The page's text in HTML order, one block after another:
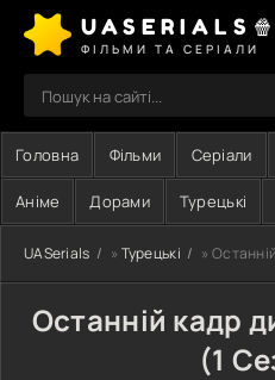
UASERIALS🍿
ФІЛЬМИ ТА СЕРІАЛИ
Головна Фільми Серіали
Аніме Дорами Турецькі
UASerials » Турецькі »
Останній кадр
(1